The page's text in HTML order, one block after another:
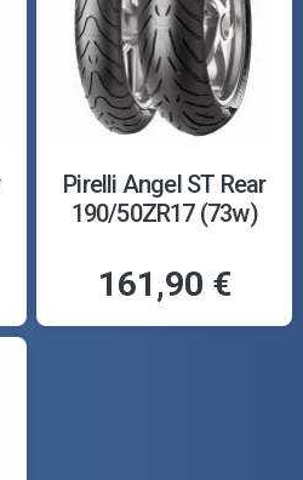
Pirelli Angel ST Rear
190/50ZR17 (73w)
161,90 €